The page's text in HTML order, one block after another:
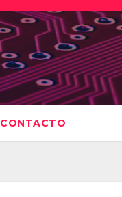
CONTACTO